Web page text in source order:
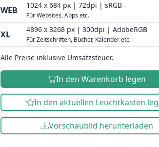
WEB 1024 x 684 px | 72dpi | sRGB
Für Websites, Apps etc.
XL 4896 x 3268 px | 300dpi | AdobeRGB
Für Zeitschriften, Bücher, Kalender etc.
Alle Preise inklusive Umsatzsteuer.
In den Warenkorb legen
In den aktuellen Leuchtkasten
Vorschaubild herunterladen